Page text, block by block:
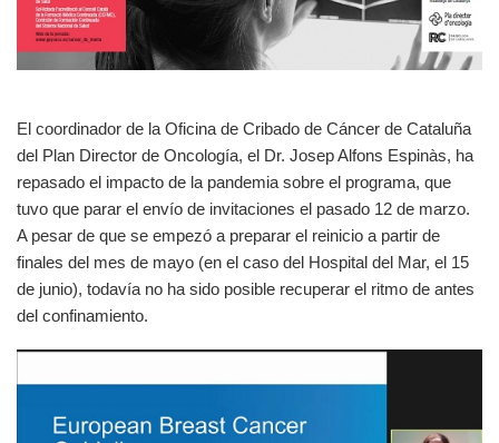
El coordinador de la Oficina de Cribado de Cáncer de Cataluña
del Plan Director de Oncología, el Dr. Josep Alfons Espinàs, ha
repasado el impacto de la pandemia sobre el programa, que
tuvo que parar el envío de invitaciones el pasado 12 de marzo.
A pesar de que se empezó a preparar el reinicio a partir de
finales del mes de mayo (en el caso del Hospital del Mar, el 15
de junio), todavía no ha sido posible recuperar el ritmo de antes
del confinamiento.